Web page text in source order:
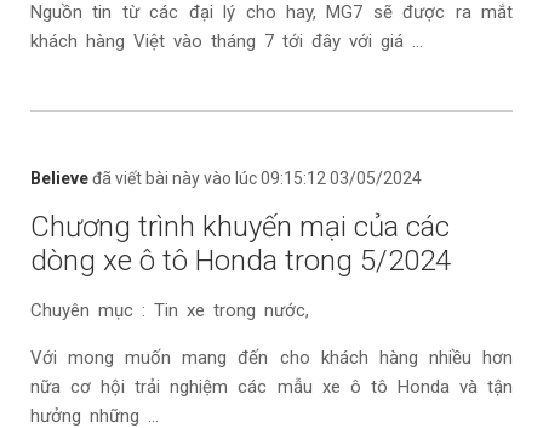
Nguồn tin từ các đại lý cho hay, MG7 sẽ được ra mắt
khách hàng Việt vào tháng 7 tới đây với giá ...
Believeđã viết bài này vào lúc 09:15:12 03/05/2024
Chương trình khuyến mại của các
dòng xe ô tô Honda trong 5/2024
Chuyên mục : Tin xe trong nước,
Với mong muốn mang đến cho khách hàng nhiều hơn
nữa cơ hội trải nghiệm các mẫu xe ô tô Honda và tận
hưởng những ...